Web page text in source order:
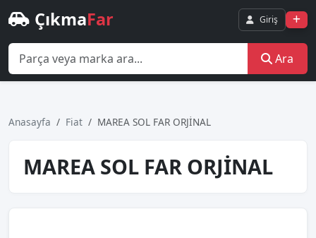
ÇıkmaFar Giriş
Ara
Anasayfa Fiat MAREA SOL FAR ORJİNAL
MAREA SOL FAR ORJİNAL